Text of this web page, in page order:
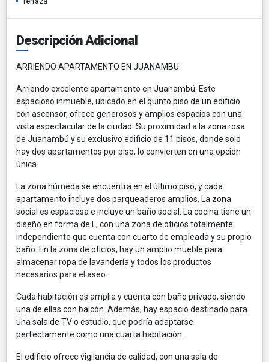
Descripción Adicional
ARRIENDO APARTAMENTO EN JUANAMBU
Arriendo excelente apartamento en Juanambú. Este
espacioso inmueble, ubicado en el quinto piso de un edificio
con ascensor, ofrece generosos y amplios espacios con una
vista espectacular de la ciudad. Su proximidad a la zona rosa
de Juanambú y su exclusivo edificio de 11 pisos, donde solo
hay dos apartamentos por piso, lo convierten en una opción
única.
La zona húmeda se encuentra en el último piso, y cada
apartamento incluye dos parqueaderos amplios. La zona
social es espaciosa e incluye un baño social. La cocina tiene un
diseño en forma de L, con una zona de oficios totalmente
independiente que cuenta con cuarto de empleada y su propio
baño. En la zona de oficios, hay un amplio mueble para
almacenar ropa de lavandería y todos los productos
necesarios para el aseo.
Cada habitación es amplia y cuenta con baño privado, siendo
una de ellas con balcón. Además, hay espacio destinado para
una sala de TV o estudio, que podría adaptarse
perfectamente como una cuarta habitación.
El edificio ofrece vigilancia de calidad, con una sala de